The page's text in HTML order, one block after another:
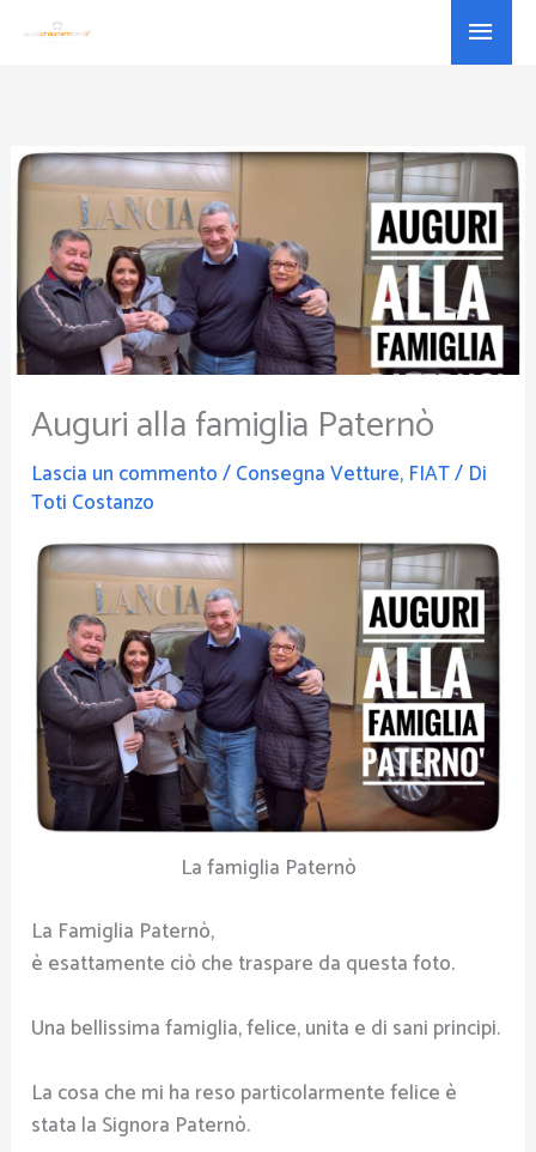
Menu
Auguri alla famiglia Paternò
Lascia un commento/Consegna Vetture, FIAT/ Di
Toti Costanzo
La famiglia Paternò
La Famiglia Paternò,
è esattamente ciò che traspare da questa foto.
Una bellissima famiglia, felice, unita e di sani principi.
La cosa che mi ha reso particolarmente felice è
stata la Signora Paternò.